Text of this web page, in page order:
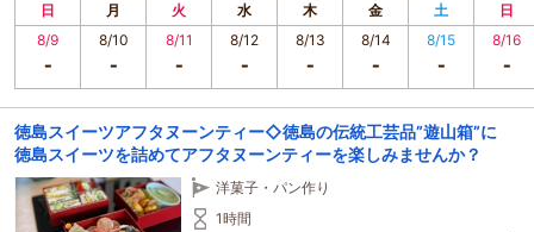
日 月 火 水 木 金 土
日
8/9
8/10 8/11 8/12 8/13 8/14 8/15 8/16
徳島スイーツアフタヌーンティー◇徳島の伝統工芸品”遊山箱”に
徳島スイーツを詰めてアフタヌーンティーを楽しみませんか？
洋菓子・パン作り
1時間